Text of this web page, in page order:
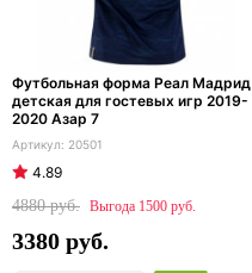
Футбольная форма Реал Мадрид
детская для гостевых игр 2019-
2020 Азар 7
20501
4.89
4880
1500
3380